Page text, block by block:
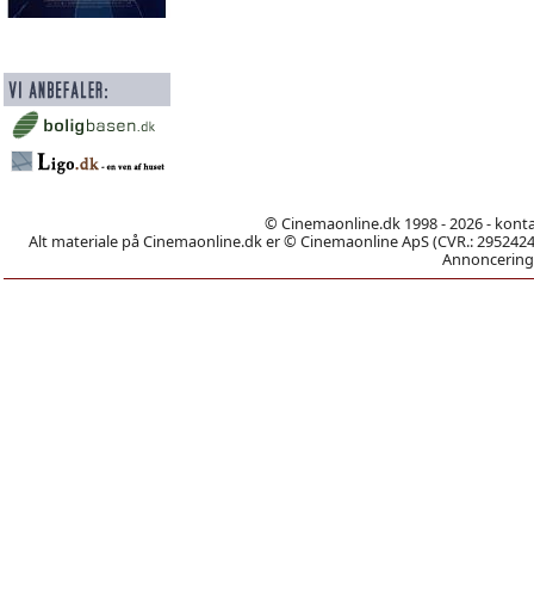
© Cinemaonline.dk 1998 - 2026 -
Alt materiale på Cinemaonline.dk er © Cinemaonline ApS (CVR.: